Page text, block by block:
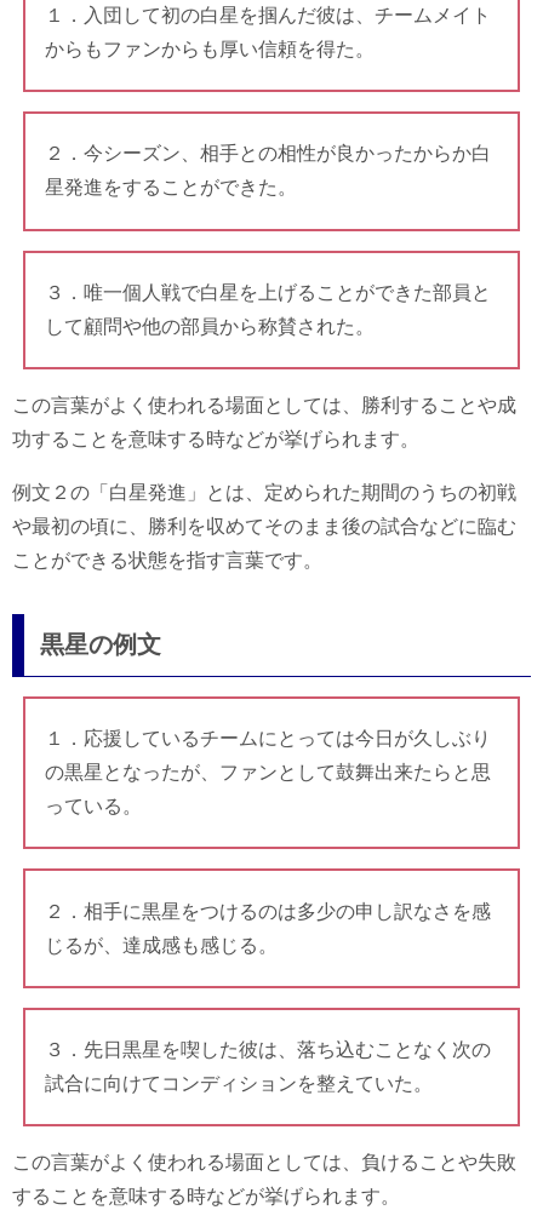
１．入団して初の白星を掴んだ彼は、チームメイト
からもファンからも厚い信頼を得た。
２．今シーズン、相手との相性が良かったからか白
星発進をすることができた。
３．唯一個人戦で白星を上げることができた部員と
して顧問や他の部員から称賛された。
この言葉がよく使われる場面としては、勝利することや成
功することを意味する時などが挙げられます。
例文２の「白星発進」とは、定められた期間のうちの初戦
や最初の頃に、勝利を収めてそのまま後の試合などに臨む
ことができる状態を指す言葉です。
黒星の例文
１．応援しているチームにとっては今日が久しぶり
の黒星となったが、ファンとして鼓舞出来たらと思
っている。
２．相手に黒星をつけるのは多少の申し訳なさを感
じるが、達成感も感じる。
３．先日黒星を喫した彼は、落ち込むことなく次の
試合に向けてコンディションを整えていた。
この言葉がよく使われる場面としては、負けることや失敗
することを意味する時などが挙げられます。